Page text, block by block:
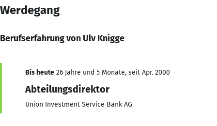
Werdegang
Berufserfahrung von Ulv Knigge
Bis heute 26 Jahre und 5 Monate, seit Apr. 2000
Abteilungsdirektor
Union Investment Service Bank AG